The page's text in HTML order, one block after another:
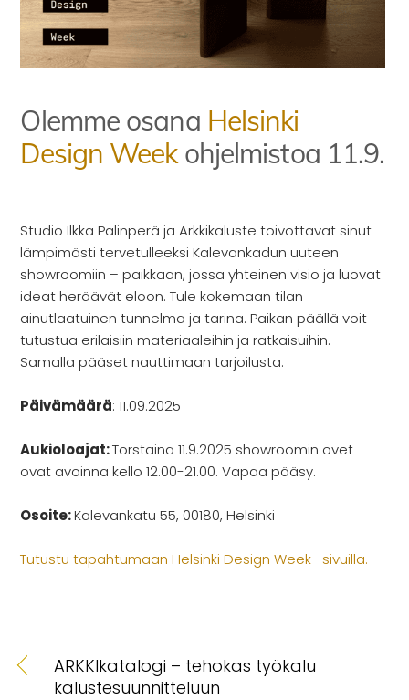
Galleria
Asiakaskokemuksia
PALVELUT
Projektimyynti
MEISTÄ
Yhteystiedot
Tiimi
Rekry
Olemme osana Helsinki
Design Weekohjelmistoa 11.9.
Studio Ilkka Palinperä ja Arkkikaluste toivottavat sinut
lämpimästi tervetulleeksi Kalevankadun uuteen
showroomiin – paikkaan, jossa yhteinen visio ja luovat
ideat heräävät eloon. Tule kokemaan tilan
ainutlaatuinen tunnelma ja tarina. Paikan päällä voit
tutustua erilaisiin materiaaleihin ja ratkaisuihin.
Samalla pääset nauttimaan tarjoilusta.
Päivämäärä: 11.09.2025
Aukioloajat:Torstaina 11.9.2025 showroomin ovet
ovat avoinna kello 12.00-21.00. Vapaa pääsy.
Osoite:Kalevankatu 55, 00180, Helsinki
Tutustu tapahtumaan Helsinki Design Week -sivuilla.
ARKKIkatalogi – tehokas työkalu
kalustesuunnitteluun